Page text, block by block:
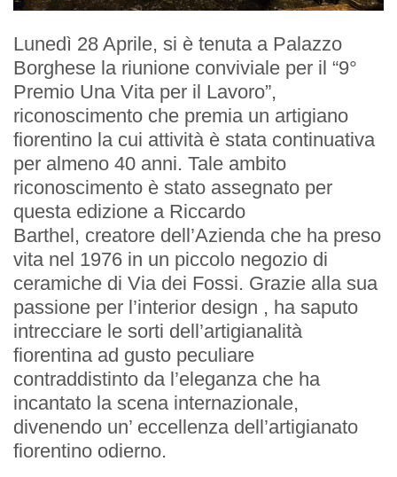
EVENTI
Prossimi Incontri
Serate Rotariane
Riunioni Distrettuali
INIZIATIVE
Lunedì 28 Aprile, si è tenuta a Palazzo
Borghese la riunione conviviale per il “9°
Premio Una Vita per il Lavoro”,
riconoscimento che premia un artigiano
fiorentino la cui attività è stata continuativa
per almeno 40 anni. Tale ambito
riconoscimento è stato assegnato per
questa edizione a Riccardo
Barthel, creatore dell’Azienda che ha preso
vita nel 1976 in un piccolo negozio di
ceramiche di Via dei Fossi. Grazie alla sua
passione per l’interior design , ha saputo
intrecciare le sorti dell’artigianalità
fiorentina ad gusto peculiare
contraddistinto da l’eleganza che ha
incantato la scena internazionale,
divenendo un’ eccellenza dell’artigianato
fiorentino odierno.